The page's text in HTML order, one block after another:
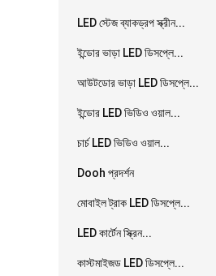
LED স্টেজ ব্যাকড্রপ স্ক্রীন...
ইন্ডোর ভাড়া LED ডিসপ্লে...
আউটডোর ভাড়া LED ডিসপ্লে...
ইন্ডোর LED ভিডিও ওয়াল...
চার্চ LED ভিডিও ওয়াল...
Dooh প্রদর্শন
মোবাইল ট্রাক LED ডিসপ্লে...
LED কার্টেন স্ক্রিন...
কাস্টমাইজড LED ডিসপ্লে...